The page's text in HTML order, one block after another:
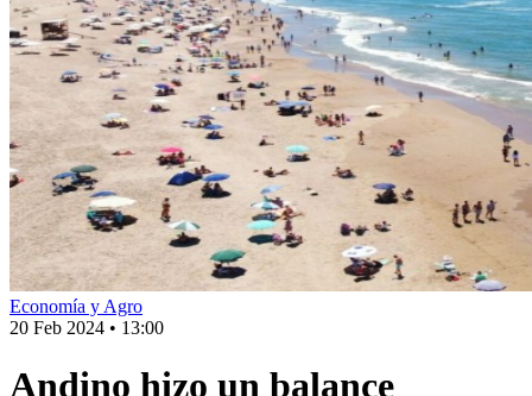
Economía y Agro
20 Feb 2024 • 13:00
Andino hizo un balance